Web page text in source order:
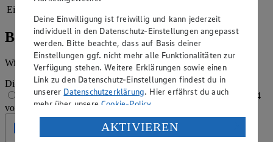
Eiweiß
Bewertung
Wie hat es dir geschmeckt?
Die Bewertung wird automatisch gespeichert
1 von 5 Sternen
2 von 5 Sternen 3 von 5 Sternen
4
von 5 Sternen
5 von 5 Sternen
Deine Einwilligung ist freiwillig und kann jederzeit
individuell in den Datenschutz-Einstellungen angepasst
werden. Bitte beachte, dass auf Basis deiner
Einstellungen ggf. nicht mehr alle Funktionalitäten zur
Verfügung stehen. Weitere Erklärungen sowie einen
Link zu den Datenschutz-Einstellungen findest du in
unserer Datenschutzerklärung. Hier erfährst du auch
mehr über unsereCookie-Policy.
Verarbeitung deiner personenbezogenen Daten in den
USA durch Facebook und YouTube:
AKTIVIEREN